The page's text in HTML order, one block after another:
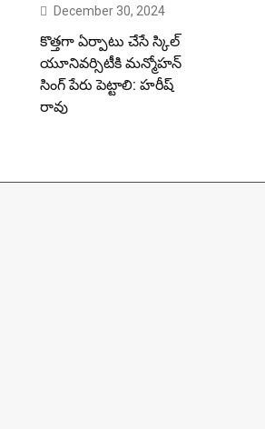
December 30, 2024
కొత్తగా ఏర్పాటు చేసే స్కిల్
యూనివర్సిటీకి మన్మోహన్
సింగ్ పేరు పెట్టాలి: హరీష్
రావు